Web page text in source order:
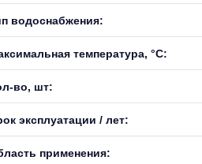
водоснабжения:
температура, °С:
во, шт:
эксплуатации / лет:
применения: